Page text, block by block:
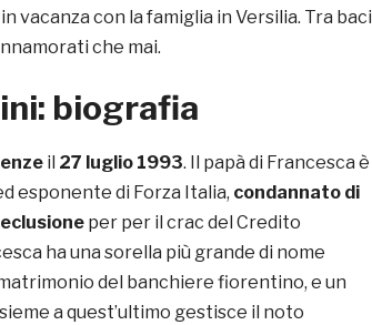
vacanza con la famiglia in Versilia. Tra baci
che mai.
biografia
il 27 luglio 1993. Il papà di Francesca è
esponente di Forza Italia, condannato di
per per il crac del Credito
ha una sorella più grande di nome
del banchiere fiorentino, e un
a quest’ultimo gestisce il noto